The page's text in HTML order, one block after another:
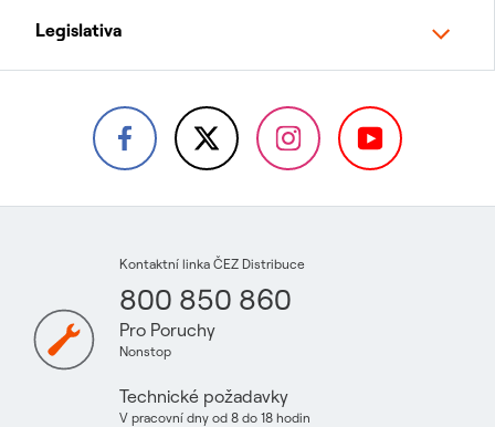
Legislativa
Kontaktní linka ČEZ Distribuce
800 850 860
Pro Poruchy
Nonstop
Technické požadavky
V pracovní dny od 8 do 18 hodin